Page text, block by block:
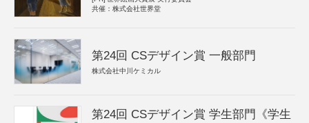
共催：株式会社世界堂
第24回 CSデザイン賞 一般部門
株式会社中川ケミカル
第24回 CSデザイン賞 学生部門《学生